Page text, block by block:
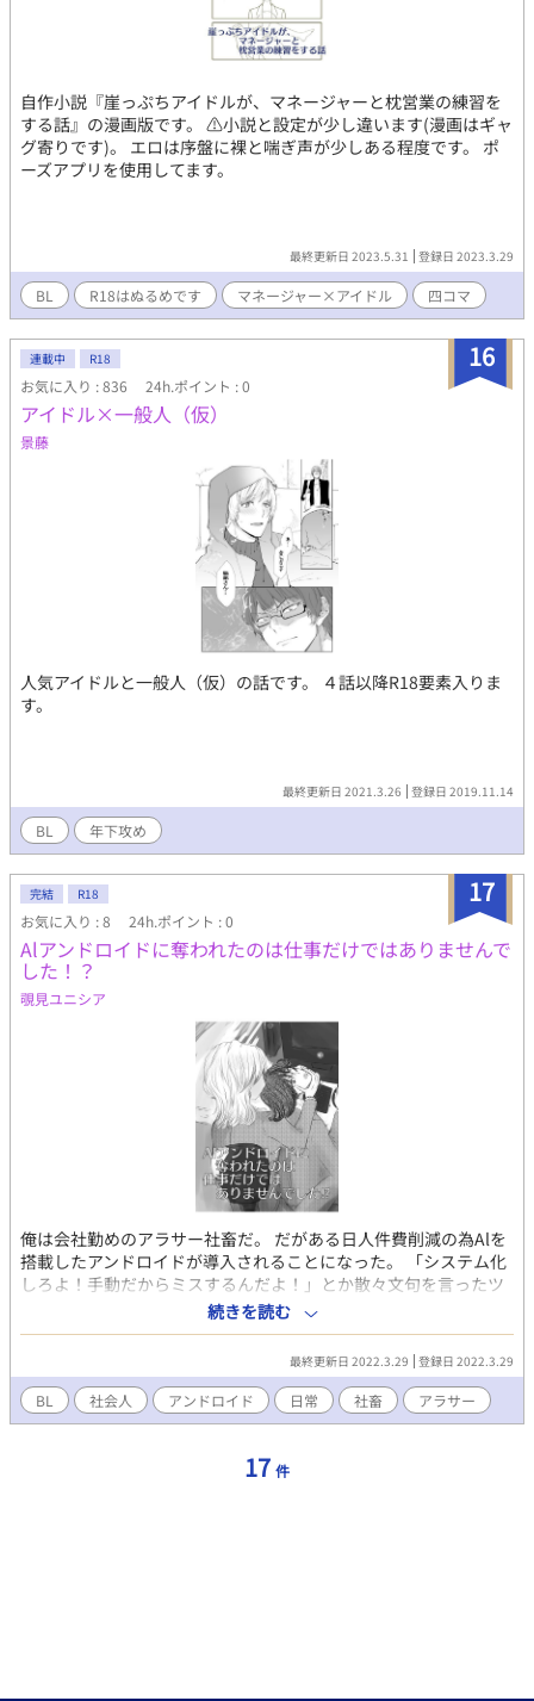
自作小説『崖っぷちアイドルが、マネージャーと枕営業の練習を
する話』の漫画版です。 ⚠︎小説と設定が少し違います(漫画はギャ
グ寄りです)。 エロは序盤に裸と喘ぎ声が少しある程度です。 ポ
ーズアプリを使用してます。
最終更新日 2023.5.31 登録日 2023.3.29
BL R18はぬるめです マネージャー×アイドル 四コマ
16
連載中 R18
お気に入り : 836 24h.ポイント : 0
アイドル×一般人（仮）
景藤
人気アイドルと一般人（仮）の話です。 ４話以降R18要素入りま
す。
最終更新日 2021.3.26 登録日 2019.11.14
BL 年下攻め
17
完結 R18
お気に入り : 8 24h.ポイント : 0
Alアンドロイドに奪われたのは仕事だけではありませんで
した！？
覗見ユニシア
俺は会社勤めのアラサー社畜だ。 だがある日人件費削減の為Alを
搭載したアンドロイドが導入されることになった。 「システム化
しろよ！手動だからミスするんだよ！」とか散々文句を言ったツ
ケが回ってきたのだろう。 AIアンドロイドの教育係りに任命され
た俺は仕事を引き継いだら無用な人材となり退社に追い込まれる
に違いない。 確かに仕事量が多くて辛かったが仕事内容が嫌いだ
った訳じゃない。 定時に帰れる適切な仕事量になる程度のシステ
ム改善をして欲しかっただけなのに全部の仕事がAIに取られてし
まうとは思わなかった。 アラサーで転職とか嫌すぎる！ 新品アン
知らずで手間がかかってしょうがない。 おまけに距離感皆無で無
続きを読む
最終更新日 2022.3.29 登録日 2022.3.29
BL 社会人 アンドロイド 日常 社畜 アラサー
17 件